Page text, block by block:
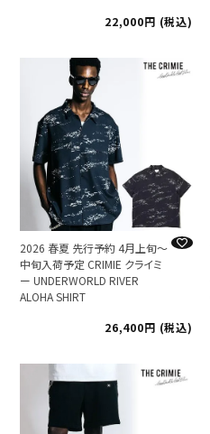
22,000
税込
2026 春夏 先行予約 4月上旬～
中旬入荷予定 CRIMIE クライミ
ー UNDERWORLD RIVER
ALOHA SHIRT
26,400
税込